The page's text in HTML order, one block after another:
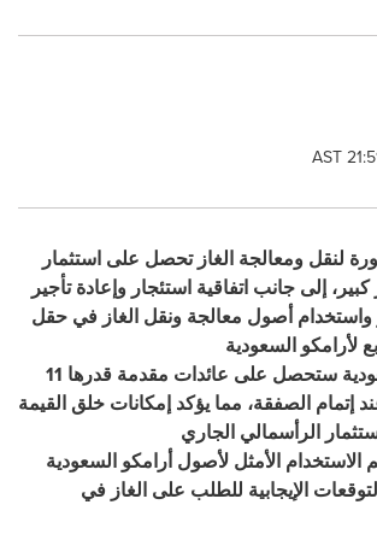
لنقل ومعالجة الغاز تحصل على استثمار
إلى جانب اتفاقية استئجار وإعادة تأجير
أصول معالجة ونقل الغاز في حقل
لأرامكو السعودية
أرامكو السعودية ستحصل على عائدات مقدمة قدرها 11
إتمام الصفقة، مما يؤكد إمكانات خلق القيمة
الرأسمالي الجاري
الاستخدام الأمثل لأصول أرامكو السعودية
الإيجابية للطلب على الغاز في